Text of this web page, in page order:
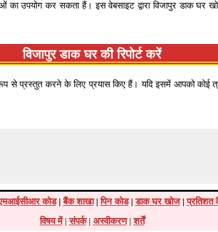
का उपयोग कर सकता हैं। इस वेबसाइट द्वारा विजापुर डाक
विजापुर डाक घर की रिपोर्ट करें
से प्रस्तुत करने के लिए प्रयास किए हैं। यदि इसमें आपको कोई
कोड|बैंक शाखा|पिन कोड|डाक घर खोज|
विषय में|संपर्क| अस्वीकरण|शर्तें